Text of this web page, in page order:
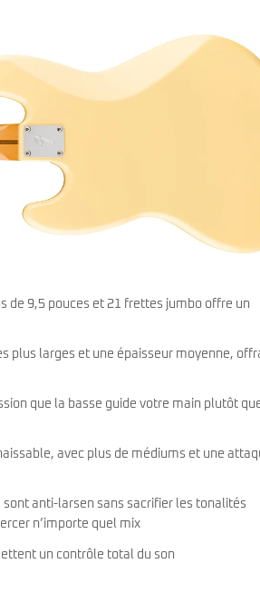
de 9,5 pouces et 21 frettes jumbo offre un
plus larges et une épaisseur moyenne,
que la basse guide votre main plutôt
avec plus de médiums et une
anti-larsen sans sacrifier les tonalités
n’importe quel mix
un contrôle total du son